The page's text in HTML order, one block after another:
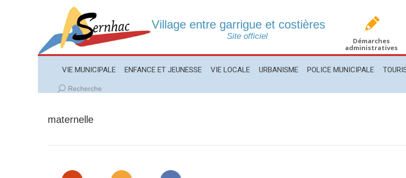
Village entre garrigue et costières
Site officiel Démarches
administratives
VIE MUNICIPALE ENFANCE ET JEUNESSE VIE LOCALE URBANISME POLICE MUNICIPALE
Recherche
Recherche
maternelle
VIE MUNICIPALE ENFANCE ET JEUNESSE VIE LOCALE URBANISME POLICE MUNICIPALE TOURISME